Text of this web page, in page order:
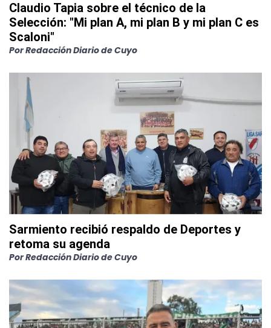
Claudio Tapia sobre el técnico de la
Selección: "Mi plan A, mi plan B y mi plan C es
Scaloni"
PorRedacción Diario de Cuyo
Sarmiento recibió respaldo de Deportes y
retoma su agenda
PorRedacción Diario de Cuyo